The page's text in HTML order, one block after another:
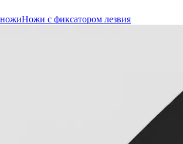
Ножи с фиксатором лезвия